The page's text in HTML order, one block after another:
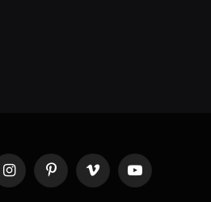
InstagramPinterestVimeo YouTube